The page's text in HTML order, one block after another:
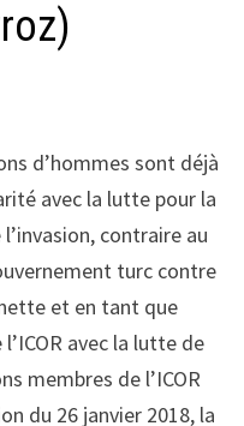
d’hommes sont déjà
avec la lutte pour la
contraire au
turc contre
et en tant que
avec la lutte de
membres de l’ICOR
du 26 janvier 2018, la